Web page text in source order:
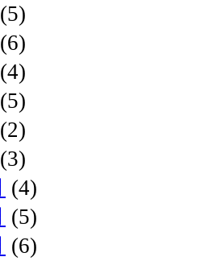
(5)
(6)
(4)
(5)
(2)
(3)
(4)
(5)
(6)